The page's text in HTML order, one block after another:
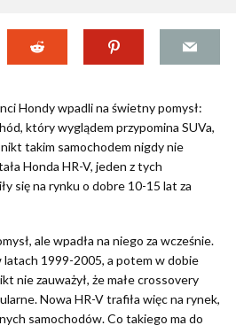
Hondy wpadli na świetny pomysł:
który wyglądem przypomina SUVa,
takim samochodem nigdy nie
Honda HR-V, jeden z tych
się na rynku o dobre 10-15 lat za
ale wpadła na niego za wcześnie.
1999-2005, a potem w dobie
nie zauważył, że małe crossovery
Nowa HR-V trafiła więc na rynek,
samochodów. Co takiego ma do